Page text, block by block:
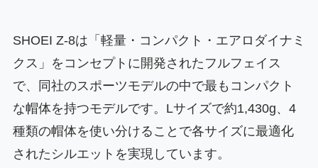
SHOEI Z-8は「軽量・コンパクト・エアロダイナミ
クス」をコンセプトに開発されたフルフェイス
で、同社のスポーツモデルの中で最もコンパクト
な帽体を持つモデルです。Lサイズで約1,430g、4
種類の帽体を使い分けることで各サイズに最適化
されたシルエットを実現しています。